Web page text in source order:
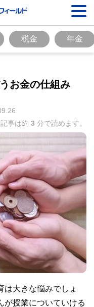
税金 年金
お金の仕組み
記事は約 3 分で読めます。
は大きな悩みでしょ
が授業についていける